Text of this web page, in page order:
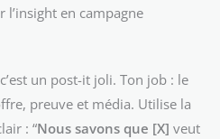
l’insight en campagne
un post-it joli. Ton job : le
preuve et média. Utilise la
: “Nous savons que [X] veut